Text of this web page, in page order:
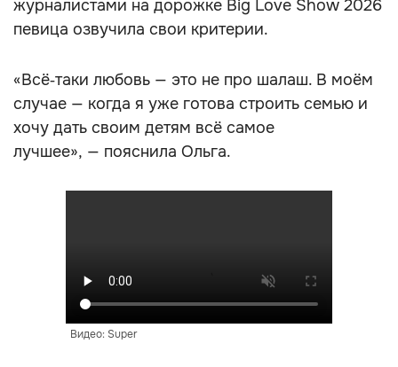
журналистами на дорожке Big Love Show 2026
певица озвучила свои критерии.
«Всё‑таки любовь — это не про шалаш. В моём
случае — когда я уже готова строить семью и
хочу дать своим детям всё самое
лучшее», — пояснила Ольга.
Видео: Super